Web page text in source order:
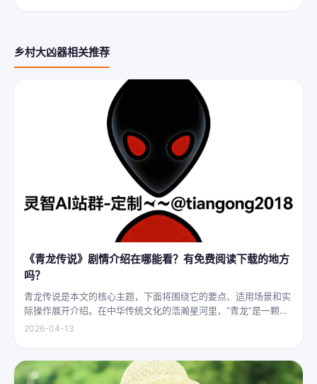
乡村大凶器相关推荐
《青龙传说》剧情介绍在哪能看？有免费阅读下载的地方
吗？
青龙传说是本文的核心主题，下面将围绕它的要点、适用场景和实
际操作展开介绍。在中华传统文化的浩瀚星河里，“青龙”是一颗璀
璨夺目的明珠，它与白虎、朱雀、玄武并称“四灵”，雄踞东方，是
2026-04-13